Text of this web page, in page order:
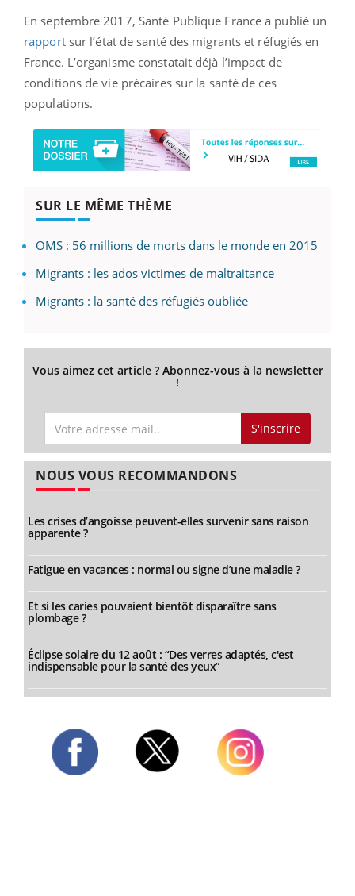
En septembre 2017, Santé Publique France a publié un
rapportsur l’état de santé des migrants et réfugiés en
France. L’organisme constatait déjà l’impact de
conditions de vie précaires sur la santé de ces
populations.
SUR LE MÊME THÈME
OMS : 56 millions de morts dans le monde en 2015
Migrants : les ados victimes de maltraitance
Migrants : la santé des réfugiés oubliée
Vous aimez cet article ? Abonnez-vous à la newsletter
!
S'inscrire
NOUS VOUS RECOMMANDONS
Les crises d’angoisse peuvent-elles survenir sans raison
apparente ?
Fatigue en vacances : normal ou signe d’une maladie ?
Et si les caries pouvaient bientôt disparaître sans
plombage ?
Éclipse solaire du 12 août : “Des verres adaptés, c'est
indispensable pour la santé des yeux”